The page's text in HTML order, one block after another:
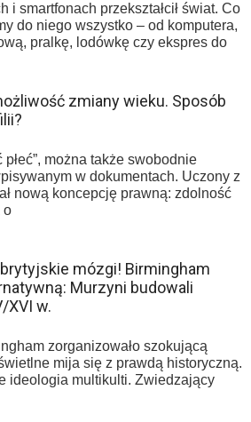
i smartfonach przekształcił świat. Co
do niego wszystko – od komputera,
pralkę, lodówkę czy ekspres do
zmiany wieku. Sposób
można także swobodnie
w dokumentach. Uczony z
nową koncepcję prawną: zdolność
o
mózgi! Birmingham
Murzyni budowali
XVI w.
zorganizowało szokującą
mija się z prawdą historyczną.
ideologia multikulti. Zwiedzający